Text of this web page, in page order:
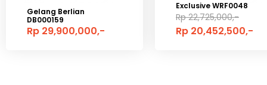
Gelang Berlian
DB000159
Rp 29,900,000,-
Exclusive WRF0048
Rp 22,725,000,-
Rp 20,452,500,-